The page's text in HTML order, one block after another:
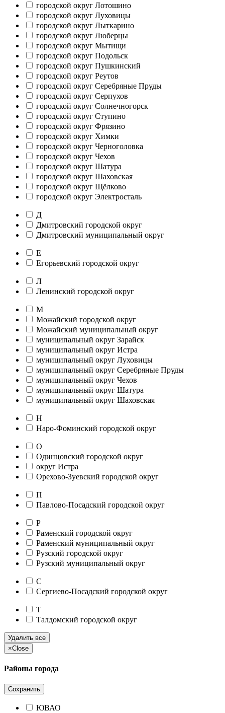
городской округ Лотошино
городской округ Луховицы
городской округ Лыткарино
городской округ Люберцы
городской округ Мытищи
городской округ Подольск
городской округ Пушкинский
городской округ Реутов
городской округ Серебряные Пруды
городской округ Серпухов
городской округ Солнечногорск
городской округ Ступино
городской округ Фрязино
городской округ Химки
городской округ Черноголовка
городской округ Чехов
городской округ Шатура
городской округ Шаховская
городской округ Щёлково
городской округ Электросталь
Д
Дмитровский городской округ
Дмитровский муниципальный округ
Е
Егорьевский городской округ
Л
Ленинский городской округ
М
Можайский городской округ
Можайский муниципальный округ
муниципальный округ Зарайск
муниципальный округ Истра
муниципальный округ Луховицы
муниципальный округ Серебряные Пруды
муниципальный округ Чехов
муниципальный округ Шатура
муниципальный округ Шаховская
Н
Наро-Фоминский городской округ
О
Одинцовский городской округ
округ Истра
Орехово-Зуевский городской округ
П
Павлово-Посадский городской округ
Р
Раменский городской округ
Раменский муниципальный округ
Рузский городской округ
Рузский муниципальный округ
С
Сергиево-Посадский городской округ
Т
Талдомский городской округ
Удалить все
×Close
Районы города
Сохранить
ЮВАО